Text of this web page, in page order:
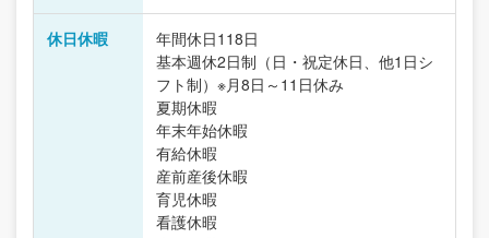
休日休暇
年間休日118日
基本週休2日制（日・祝定休日、他1日シ
フト制）※月8日～11日休み
夏期休暇
年末年始休暇
有給休暇
産前産後休暇
育児休暇
看護休暇